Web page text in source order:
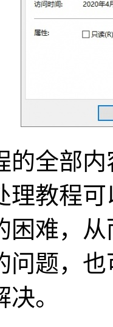
的全部
理教程
困难，
问题，
。